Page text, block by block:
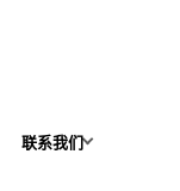
联系我们